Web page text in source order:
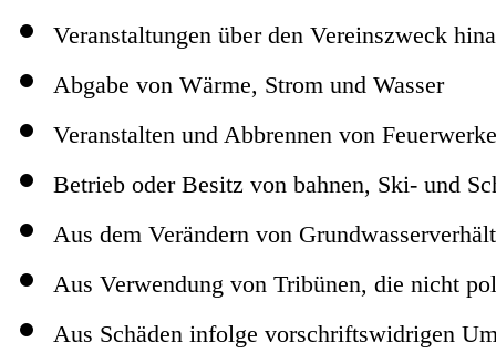
Veranstaltungen über den Vereinszweck
Abgabe von Wärme, Strom und Wasser
Veranstalten und Abbrennen von
Betrieb oder Besitz von bahnen, Ski- und
Aus dem Verändern von
Aus Verwendung von Tribünen, die nicht
Aus Schäden infolge vorschriftswidrigen